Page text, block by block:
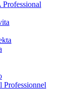
Professionnel